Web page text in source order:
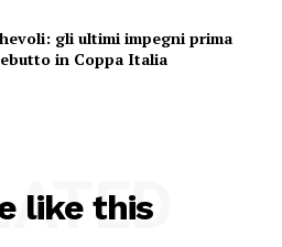
gli ultimi impegni prima
in Coppa Italia
like this